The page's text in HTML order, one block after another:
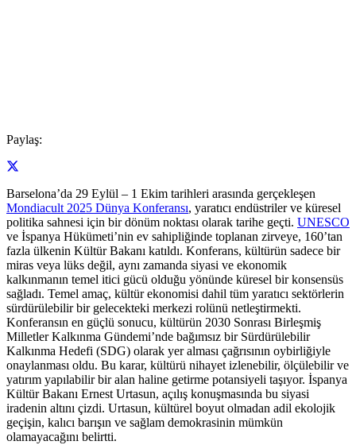
Paylaş:
Barselona’da 29 Eylül – 1 Ekim tarihleri arasında gerçekleşen
Mondiacult 2025 Dünya Konferansı, yaratıcı endüstriler ve küresel
politika sahnesi için bir dönüm noktası olarak tarihe geçti. UNESCO
ve İspanya Hükümeti’nin ev sahipliğinde toplanan zirveye, 160’tan
fazla ülkenin Kültür Bakanı katıldı. Konferans, kültürün sadece bir
miras veya lüks değil, aynı zamanda siyasi ve ekonomik
kalkınmanın temel itici gücü olduğu yönünde küresel bir konsensüs
sağladı. Temel amaç, kültür ekonomisi dahil tüm yaratıcı sektörlerin
sürdürülebilir bir gelecekteki merkezi rolünü netleştirmekti.
Konferansın en güçlü sonucu, kültürün 2030 Sonrası Birleşmiş
Milletler Kalkınma Gündemi’nde bağımsız bir Sürdürülebilir
Kalkınma Hedefi (SDG) olarak yer alması çağrısının oybirliğiyle
onaylanması oldu. Bu karar, kültürü nihayet izlenebilir, ölçülebilir ve
yatırım yapılabilir bir alan haline getirme potansiyeli taşıyor. İspanya
Kültür Bakanı Ernest Urtasun, açılış konuşmasında bu siyasi
iradenin altını çizdi. Urtasun, kültürel boyut olmadan adil ekolojik
geçişin, kalıcı barışın ve sağlam demokrasinin mümkün
olamayacağını belirtti.